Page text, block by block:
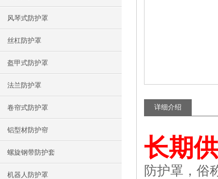
风琴式防护罩
丝杠防护罩
盔甲式防护罩
法兰防护罩
卷帘式防护罩
铝型材防护帘
螺旋钢带防护套
机器人防护罩
详细介绍
长期
防护罩，俗